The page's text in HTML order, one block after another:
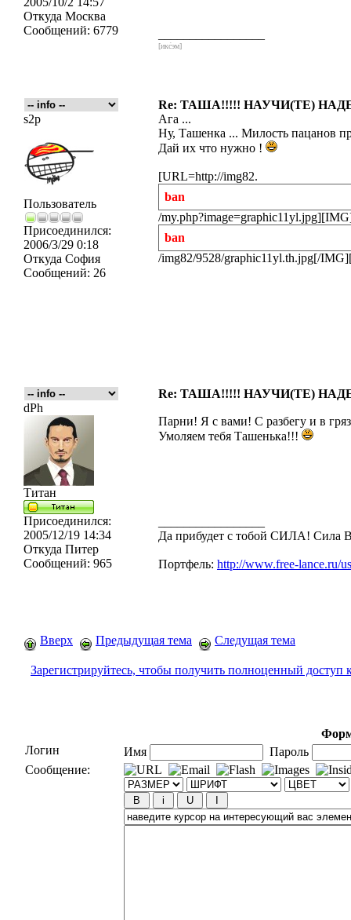
Откуда Москва
Сообщений: 6779
[икс́эм]
Re: ТАША!!!!! НАУЧИ(ТЕ)
s2p
Пользователь
Присоединился:
2006/3/29 0:18
Откуда София
Сообщений: 26
Ага ...
Ну, Ташенка ... Милость пацанов
Дай их что нужно !
[URL=http://img82.
ban
/
ban
/img82/9528/graphic11yl.th.jpg[/
Re: ТАША!!!!! НАУЧИ(ТЕ)
dPh
Титан
Присоединился:
2005/12/19 14:34
Откуда Питер
Сообщений: 965
Парни! Я с вами! С разбегу и в
Умоляем тебя Ташенька!!!
Да прибудет с тобой CИЛА!
Портфель: http://www.free-lance.ru/
Вверх Предыдущая тема Следущая тема
Зарегистрируйтесь, чтобы получить полноценный доступ
Логин
Имя
Пароль
Сообщение: